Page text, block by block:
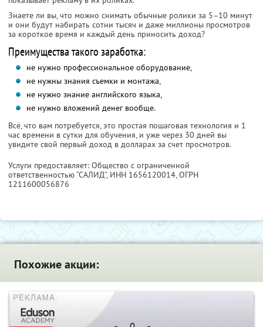
Знаете ли вы, что можно снимать обычные ролики за 5–10 минут
и они будут набирать сотни тысяч и даже миллионы просмотров
за короткое время и каждый день приносить доход?
Преимущества такого заработка:
не нужно профессиональное оборудование,
не нужны знания съемки и монтажа,
не нужно знание английского языка,
не нужно вложений денег вообще.
Всё, что вам потребуется, это простая пошаговая технология и 1
час времени в сутки для обучения, и уже через 30 дней вы
увидите свой первый доход в долларах за счет просмотров.
Услуги предоставляет: Общество с ограниченной
ответственностью “САЛИД”, ИНН 1656120014, ОГРН
1211600056876
Похожие акции: